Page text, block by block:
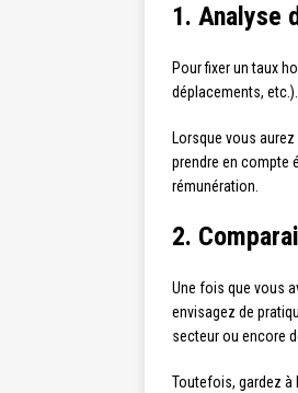
1. Analyse
Pour fixer un taux
déplacements,
Lorsque vous
prendre en compte
rémunération.
2.
Une fois que vous
envisagez de
secteur ou encore
Toutefois, gardez à